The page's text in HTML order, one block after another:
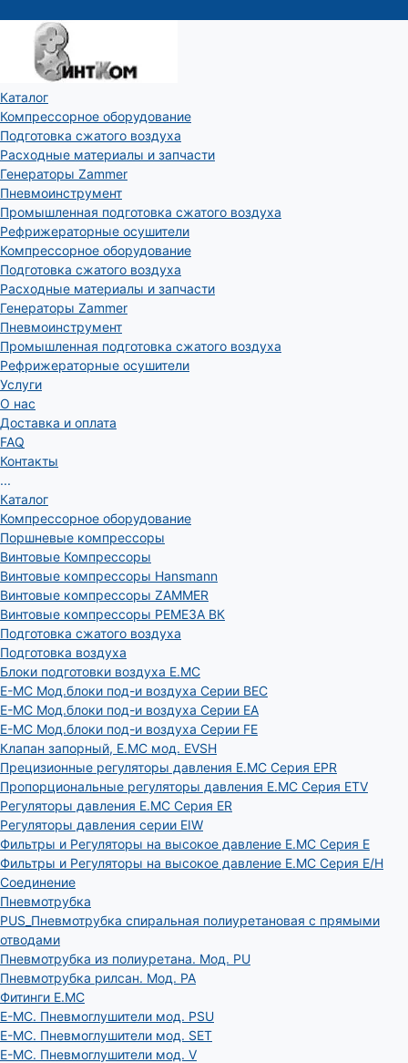
Каталог
Компрессорное оборудование
Подготовка сжатого воздуха
Расходные материалы и запчасти
Генераторы Zammer
Пневмоинструмент
Промышленная подготовка сжатого воздуха
Рефрижераторные осушители
Компрессорное оборудование
Подготовка сжатого воздуха
Расходные материалы и запчасти
Генераторы Zammer
Пневмоинструмент
Промышленная подготовка сжатого воздуха
Рефрижераторные осушители
Услуги
О нас
Доставка и оплата
FAQ
Контакты
...
Каталог
Компрессорное оборудование
Поршневые компрессоры
Винтовые Компрессоры
Винтовые компрессоры Hansmann
Винтовые компрессоры ZAMMER
Винтовые компрессоры РЕМЕЗА ВК
Подготовка сжатого воздуха
Подготовка воздуха
Блоки подготовки воздуха E.MC
E-MC Мод.блоки под-и воздуха Серии BEC
E-MC Мод.блоки под-и воздуха Серии EA
E-MC Мод.блоки под-и воздуха Серии FE
Клапан запорный, E.MC мод. EVSH
Прецизионные регуляторы давления E.MC Серия EPR
Пропорциональные регуляторы давления E.MC Серия ETV
Регуляторы давления E.MC Серия ER
Регуляторы давления серии EIW
Фильтры и Регуляторы на высокое давление E.MC Серия E
Фильтры и Регуляторы на высокое давление E.MC Серия E/H
Соединение
Пневмотрубка
PUS_Пневмотрубка спиральная полиуретановая с прямыми
отводами
Пневмотрубка из полиуретана. Мод. РU
Пневмотрубка рилсан. Мод. PA
Фитинги E.MC
E-MC. Пневмоглушители мод. PSU
E-MC. Пневмоглушители мод. SET
E-MC. Пневмоглушители мод. V